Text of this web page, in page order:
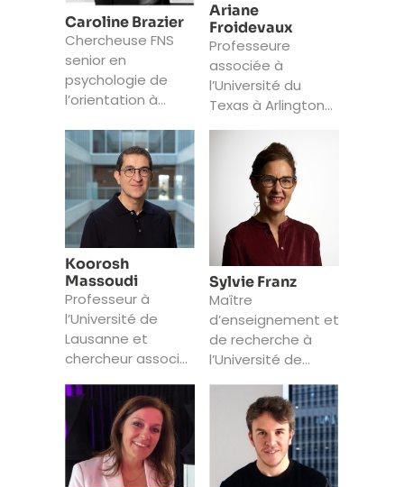
Caroline Brazier
Chercheuse FNS
senior en
psychologie de
l’orientation à
Lausanne
Ariane
Froidevaux
Professeure
associée à
l’Université du
Texas à Arlington
et psychologue
conseillère
d’orientation
Koorosh
Massoudi
Professeur à
l’Université de
Lausanne et
chercheur associé
Sylvie Franz
Maître
d’enseignement et
de recherche à
l’Université de
psychologue FSP